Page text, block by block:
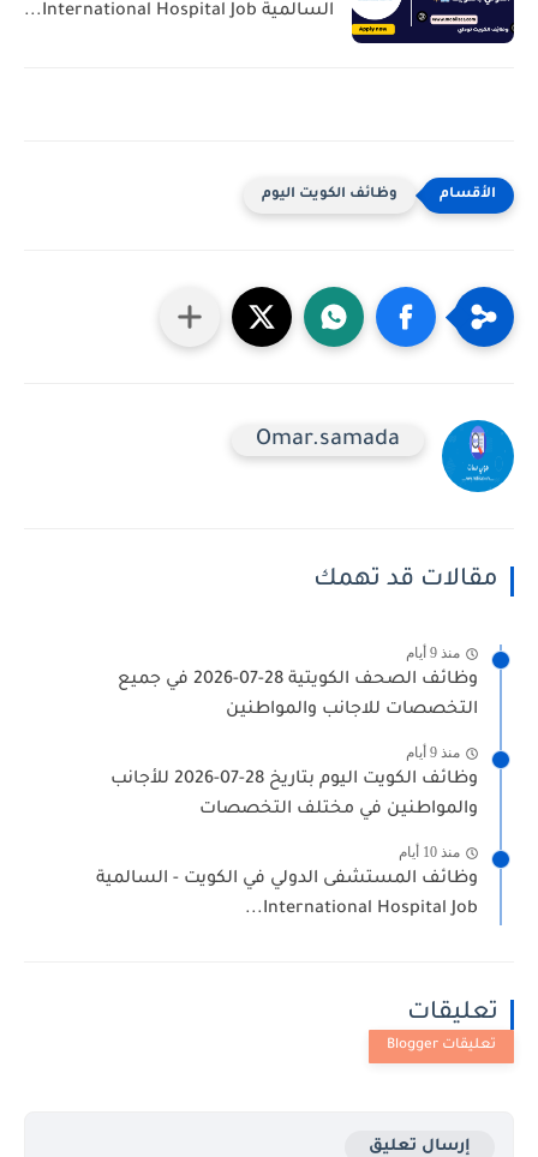
السالمية International Hospital Job...
وظائف الكويت اليوم
Omar.samada
مقالات قد تهمك
منذ 9 أيام
وظائف الصحف الكويتية 28-07-2026 في جميع
التخصصات للاجانب والمواطنين
منذ 9 أيام
وظائف الكويت اليوم بتاريخ 28-07-2026 للأجانب
والمواطنين في مختلف التخصصات
منذ 10 أيام
وظائف المستشفى الدولي في الكويت - السالمية
International Hospital Job...
تعليقات
إرسال تعليق